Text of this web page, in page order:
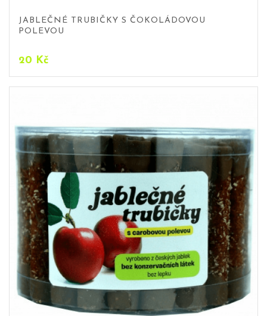
JABLEČNÉ TRUBIČKY S ČOKOLÁDOVOU
POLEVOU
20 Kč